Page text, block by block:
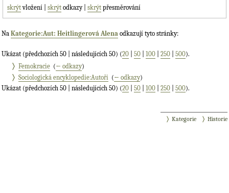
skrýtvložení |skrýt odkazy |skrýt přesměrování
Na Kategorie:Aut: Heitlingerová Alena odkazují tyto stránky:
Ukázat (předchozích 50 | následujících 50) (20 50 100 250 500).
Femokracie (← odkazy)
Sociologická encyklopedie:Autoři (← odkazy)
Ukázat (předchozích 50 | následujících 50) (20 50 100 250 500).
Kategorie Historie